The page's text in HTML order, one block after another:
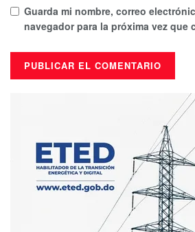
Guarda mi nombre, correo
navegador para la próxima vez que